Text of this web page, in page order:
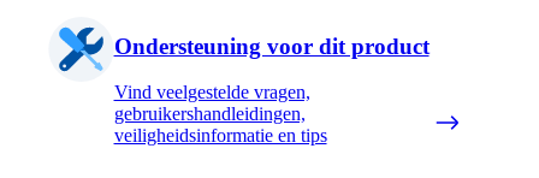
Ondersteuning voor dit product
Vind veelgestelde vragen,
gebruikershandleidingen,
veiligheidsinformatie en tips